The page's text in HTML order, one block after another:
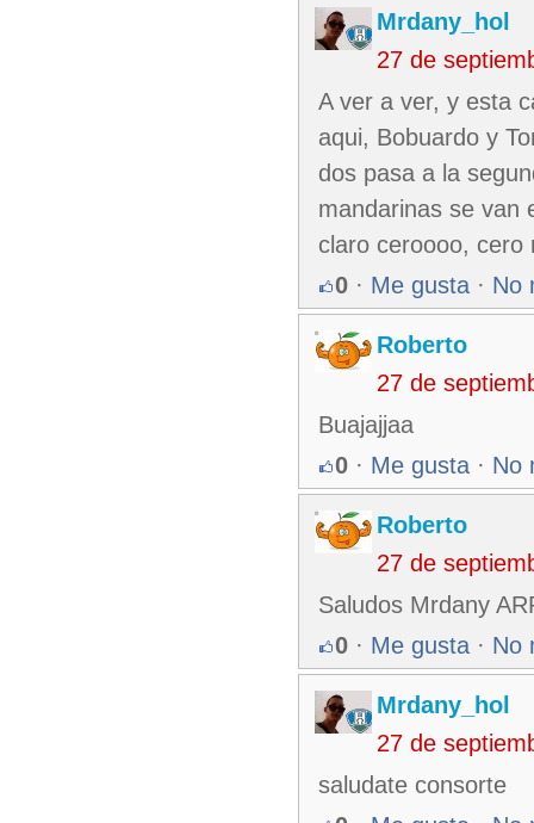
Mrdany_hol
27 de
A ver a ver, y esta
aqui, Bobuardo y
dos pasa a la
mandarinas se van
claro ceroooo, cero
0 · Me gusta · No
Roberto
27 de
Buajajjaa
0 · Me gusta · No
Roberto
27 de
Saludos Mrdany
0 · Me gusta · No
Mrdany_hol
27 de
saludate consorte